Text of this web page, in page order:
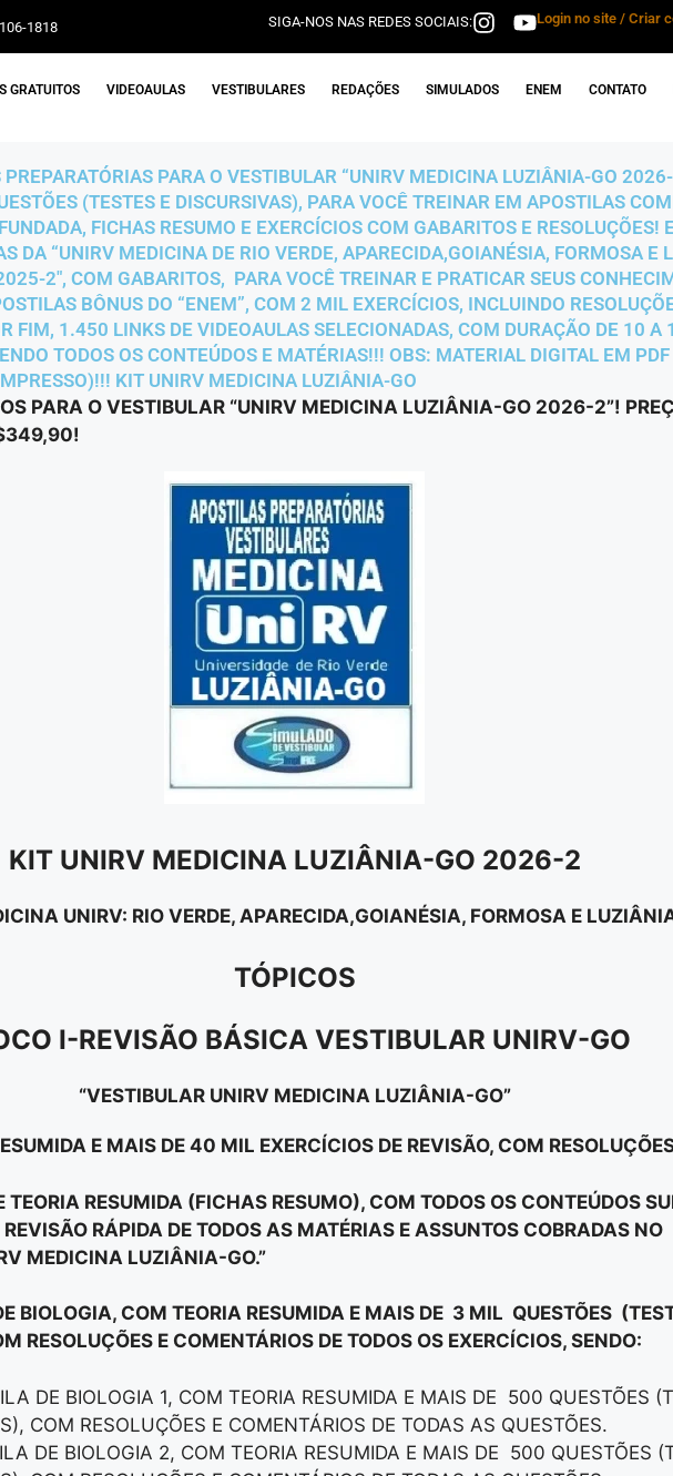
1818 SIGA-NOS NAS REDES SOCIAIS: Login no site / Criar
GRATUITOS VIDEOAULAS VESTIBULARES REDAÇÕES SIMULADOS ENEM CONTATO
PARA O VESTIBULAR “UNIRV MEDICINA LUZIÂNIA-GO
(TESTES E DISCURSIVAS), PARA VOCÊ TREINAR EM APOSTILAS
FICHAS RESUMO E EXERCÍCIOS COM GABARITOS E RESOLUÇÕES! E
DA “UNIRV MEDICINA DE RIO VERDE, APARECIDA,GOIANÉSIA, FORMOSA E
2″, COM GABARITOS, PARA VOCÊ TREINAR E PRATICAR SEUS
BÔNUS DO “ENEM”, COM 2 MIL EXERCÍCIOS, INCLUINDO
FIM, 1.450 LINKS DE VIDEOAULAS SELECIONADAS, COM DURAÇÃO DE 10 A
TODOS OS CONTEÚDOS E MATÉRIAS!!! OBS: MATERIAL DIGITAL EM
KIT UNIRV MEDICINA LUZIÂNIA-GO
PARA O VESTIBULAR “UNIRV MEDICINA LUZIÂNIA-GO 2026-2”!
KIT UNIRV MEDICINA LUZIÂNIA-GO 2026-2
UNIRV: RIO VERDE, APARECIDA,GOIANÉSIA, FORMOSA E
TÓPICOS
I-REVISÃO BÁSICA VESTIBULAR UNIRV-GO
“VESTIBULAR UNIRV MEDICINA LUZIÂNIA-GO”
E MAIS DE 40 MIL EXERCÍCIOS DE REVISÃO, COM
RESUMIDA (FICHAS RESUMO), COM TODOS OS CONTEÚDOS
RÁPIDA DE TODOS AS MATÉRIAS E ASSUNTOS COBRADAS NO
MEDICINA LUZIÂNIA-GO.”
BIOLOGIA, COM TEORIA RESUMIDA E MAIS DE 3 MIL QUESTÕES
RESOLUÇÕES E COMENTÁRIOS DE TODOS OS EXERCÍCIOS, SENDO:
DE BIOLOGIA 1, COM TEORIA RESUMIDA E MAIS DE 500 QUESTÕES
COM RESOLUÇÕES E COMENTÁRIOS DE TODAS AS QUESTÕES.
DE BIOLOGIA 2, COM TEORIA RESUMIDA E MAIS DE 500 QUESTÕES